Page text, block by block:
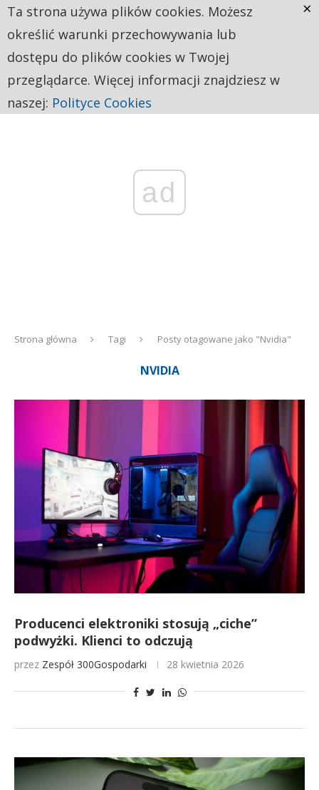
ad
Strona główna Tagi Posty otagowane jako "Nvidia"
NVIDIA
Producenci elektroniki stosują „ciche”
podwyżki. Klienci to odczują
przez Zespół 300Gospodarki 28 kwietnia 2026
Ta strona używa plików cookies. Możesz
określić warunki przechowywania lub
dostępu do plików cookies w Twojej
przeglądarce. Więcej informacji znajdziesz w
naszej: Polityce Cookies
×